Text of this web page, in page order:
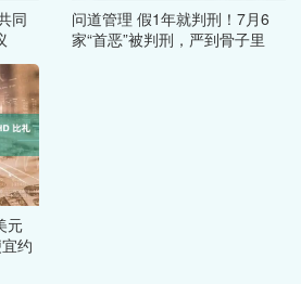
同
问道管理 假1年就判刑！7月6
家“首恶”被判刑，严到骨子里
元
约